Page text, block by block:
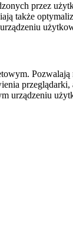
przez
także
urządzeniu